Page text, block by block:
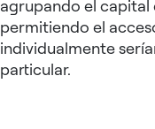
agrupando el capital
permitiendo el
individualmente
particular.